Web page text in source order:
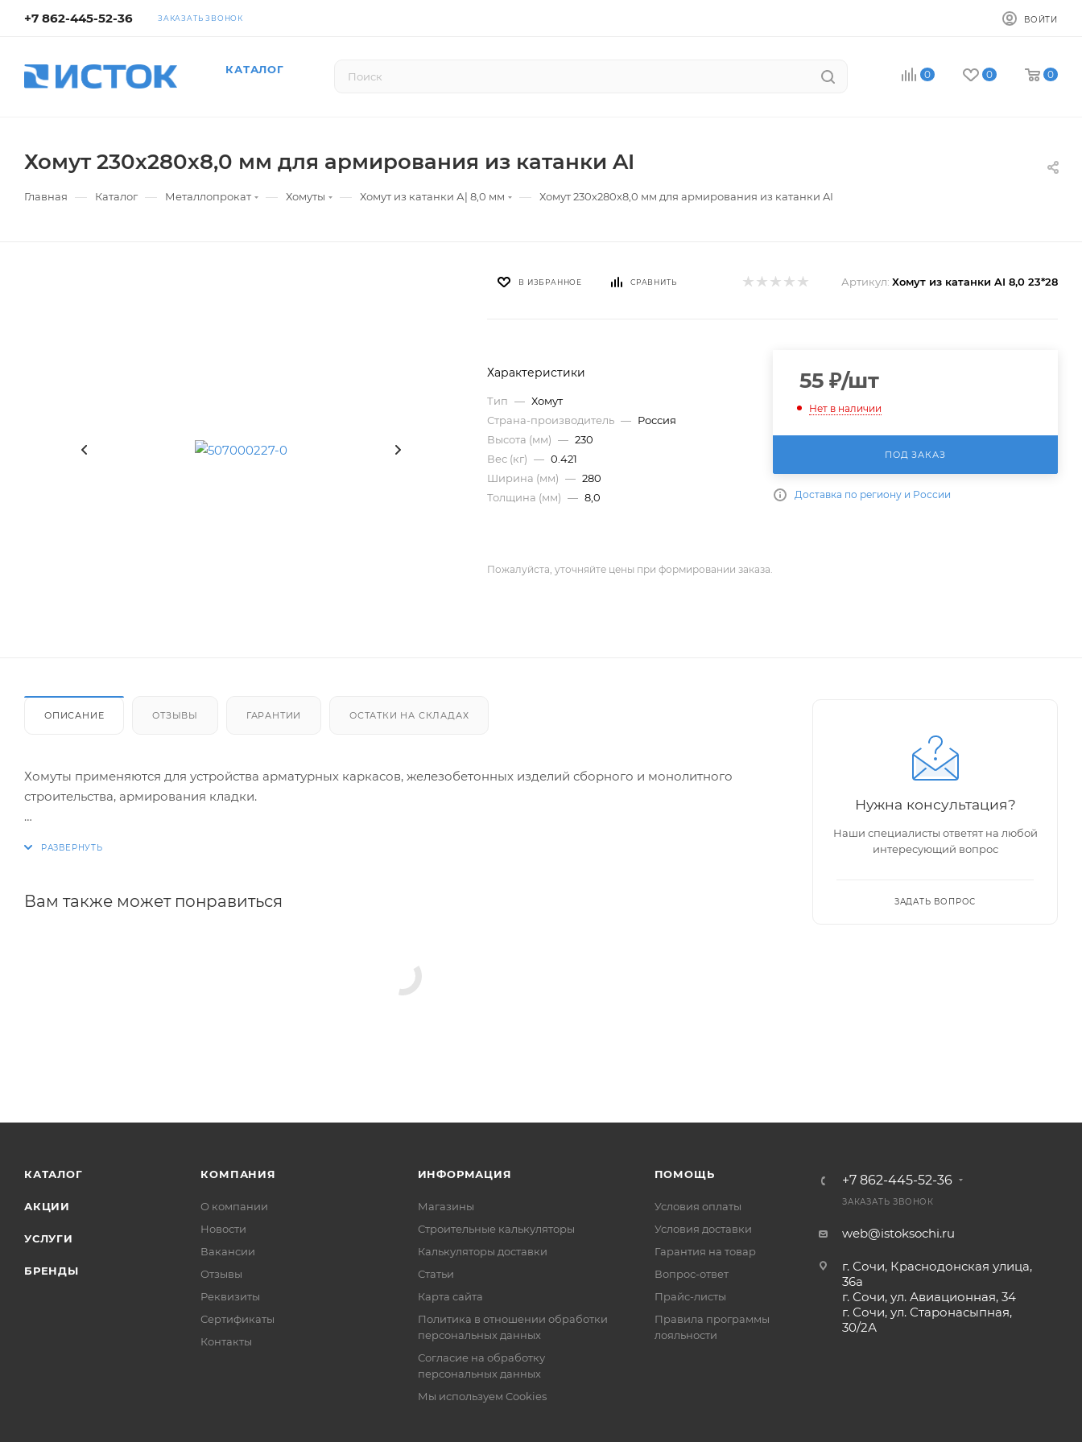
+7 862-445-52-36 ЗАКАЗАТЬ ЗВОНОК ВОЙТИ
КАТАЛОГ 0 0 0
Хомут 230х280х8,0 мм для армирования из катанки AI
Главная — Каталог — Металлопрокат — Хомуты — Хомут из катанки А| 8,0 мм — Хомут 230х280х8,0 мм для армирования из катанки AI
В ИЗБРАННОЕ СРАВНИТЬ Артикул: Хомут из катанки AI 8,0 23*28
Характеристики
Тип — Хомут
Страна-производитель — Россия
Высота (мм) — 230
Вес (кг) — 0.421
Ширина (мм) — 280
Толщина (мм) — 8,0
55₽/шт
Нет в наличии
ПОД ЗАКАЗ
Доставка по региону и России
Пожалуйста, уточняйте цены при формировании заказа.
ОПИСАНИЕ ОТЗЫВЫ ГАРАНТИИ ОСТАТКИ НА СКЛАДАХ
Хомуты применяются для устройства арматурных каркасов, железобетонных изделий сборного и монолитного
строительства, армирования кладки.
Вам также может понравиться
Нужна консультация?
Наши специалисты ответят на любой
интересующий вопрос
ЗАДАТЬ ВОПРОС
КАТАЛОГ
АКЦИИ
УСЛУГИ
БРЕНДЫ
КОМПАНИЯ
О компании
Новости
Вакансии
Отзывы
Реквизиты
Сертификаты
Контакты
ИНФОРМАЦИЯ
Магазины
Строительные калькуляторы
Калькуляторы доставки
Статьи
Карта сайта
Политика в отношении обработки
персональных данных
Согласие на обработку
персональных данных
Мы используем Cookies
ПОМОЩЬ
Условия оплаты
Условия доставки
Гарантия на товар
Вопрос-ответ
Прайс-листы
Правила программы
лояльности
+7 862-445-52-36
ЗАКАЗАТЬ ЗВОНОК
web@istoksochi.ru
г. Сочи, Краснодонская улица,
36а
г. Сочи, ул. Авиационная, 34
г. Сочи, ул. Старонасыпная,
30/2А